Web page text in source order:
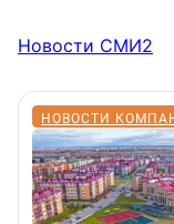
Новости СМИ2
НОВОСТИ